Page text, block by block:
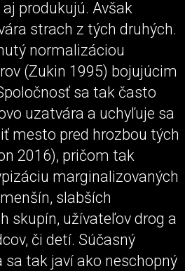
produkujú. Avšak
strach z tých druhých.
normalizáciou
(Zukin 1995) bojujúcim
sa tak často
uzatvára a uchyľuje sa
mesto pred hrozbou tých
2016), pričom tak
marginalizovaných
slabších
skupín, užívateľov drog a
či detí. Súčasný
tak javí ako neschopný